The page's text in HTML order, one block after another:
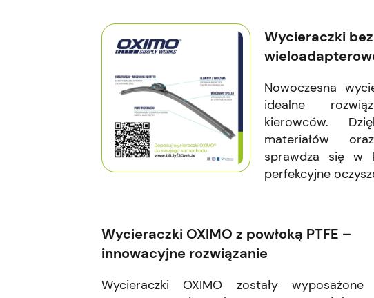
Wycieraczki
Nowoczesna
idealne
kierowców.
materiałów
sprawdza się w
perfekcyjne
Wycieraczki OXIMO z powłoką PTFE –
innowacyjne rozwiązanie
Wycieraczki OXIMO zostały